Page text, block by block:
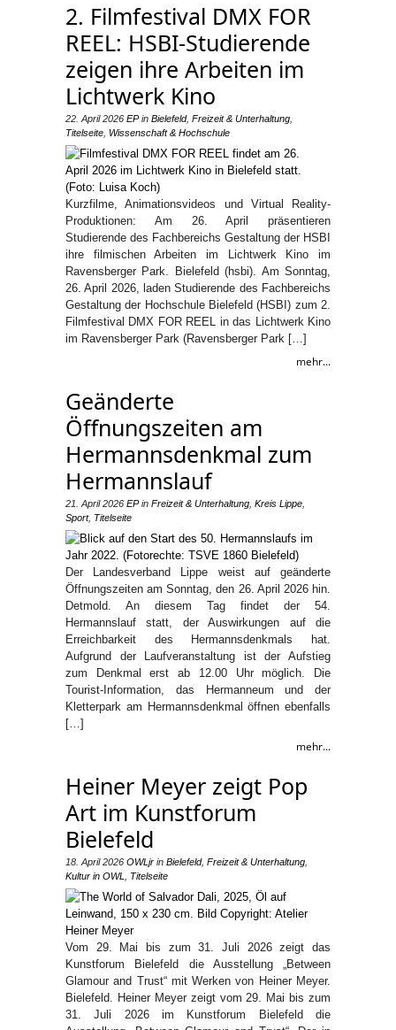
2. Filmfestival DMX FOR
REEL: HSBI-Studierende
zeigen ihre Arbeiten im
Lichtwerk Kino
22. April 2026 EPin Bielefeld, Freizeit & Unterhaltung
Titelseite Wissenschaft & Hochschule
Kurzfilme, Animationsvideos und Virtual Reality-
Produktionen: Am 26. April präsentieren
Studierende des Fachbereichs Gestaltung der HSBI
ihre filmischen Arbeiten im Lichtwerk Kino im
Ravensberger Park. Bielefeld (hsbi). Am Sonntag,
26. April 2026, laden Studierende des Fachbereichs
Gestaltung der Hochschule Bielefeld (HSBI) zum 2.
Filmfestival DMX FOR REEL in das Lichtwerk Kino
im Ravensberger Park (Ravensberger Park […]
mehr...
Geänderte
Öffnungszeiten am
Hermannsdenkmal zum
Hermannslauf
21. April 2026 EPin Freizeit & Unterhaltung Kreis Lippe
Sport, Titelseite
Der Landesverband Lippe weist auf geänderte
Öffnungszeiten am Sonntag, den 26. April 2026 hin.
Detmold. An diesem Tag findet der 54.
Hermannslauf statt, der Auswirkungen auf die
Erreichbarkeit des Hermannsdenkmals hat.
Aufgrund der Laufveranstaltung ist der Aufstieg
zum Denkmal erst ab 12.00 Uhr möglich. Die
Tourist-Information, das Hermanneum und der
Kletterpark am Hermannsdenkmal öffnen ebenfalls
[…]
mehr...
Heiner Meyer zeigt Pop
Art im Kunstforum
Bielefeld
18. April 2026 OWLjr in Bielefeld, Freizeit & Unterhaltung
Kultur in OWL
Titelseite
Vom 29. Mai bis zum 31. Juli 2026 zeigt das
Kunstforum Bielefeld die Ausstellung „Between
Glamour and Trust“ mit Werken von Heiner Meyer.
Bielefeld. Heiner Meyer zeigt vom 29. Mai bis zum
31. Juli 2026 im Kunstforum Bielefeld die